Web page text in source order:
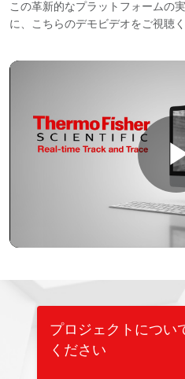
この革新的なプラットフォームの
に、こちらのデモビデオをご視聴く
プロジェクトについ
ください